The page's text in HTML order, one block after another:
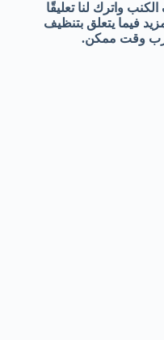
واترك لنا تعليقًا
فيما يتعلق بتنظيف
وقت ممكن.